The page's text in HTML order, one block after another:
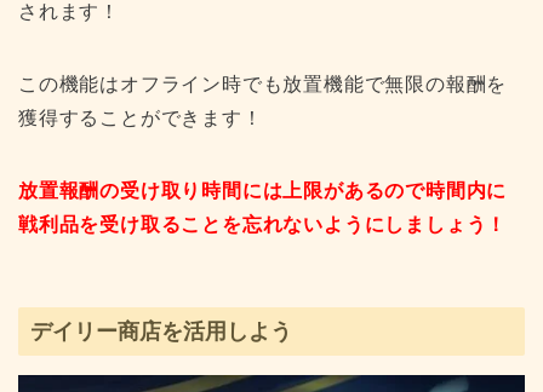
されます！
この機能はオフライン時でも放置機能で無限の報酬を
獲得することができます！
放置報酬の受け取り時間には上限があるので時間内に
戦利品を受け取ることを忘れないようにしましょう！
デイリー商店を活用しよう